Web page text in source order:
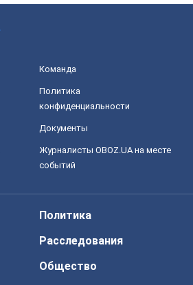
Команда
Политика
конфиденциальности
Документы
Журналисты OBOZ.UA на месте
событий
Политика
Расследования
Общество